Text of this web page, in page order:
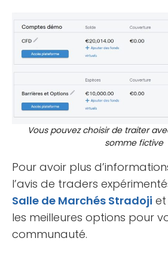
Vous pouvez choisir de traiter
somme fictive
Pour avoir plus
l’avis de traders
Salle de Marchés Stradoji
les meilleures options pour
communauté.